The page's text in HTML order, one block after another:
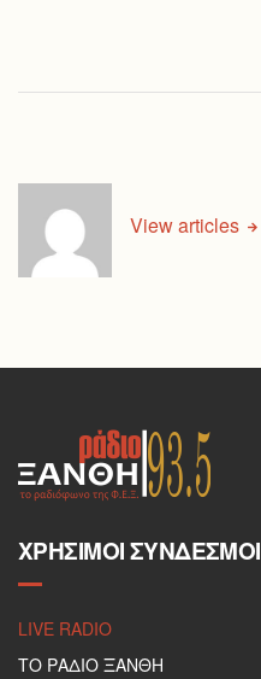
View articles
ΧΡΉΣΙΜΟΙ ΣΎΝΔΕΣΜΟΙ
LIVE RADIO
ΤΟ ΡΑΔΙΟ ΞΑΝΘΗ